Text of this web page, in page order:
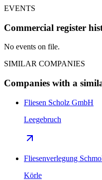
EVENTS
Commercial register
No events on file.
SIMILAR COMPANIES
Companies with a
Fliesen Scholz GmbH
Leegebruch
Fliesenverlegung
Körle